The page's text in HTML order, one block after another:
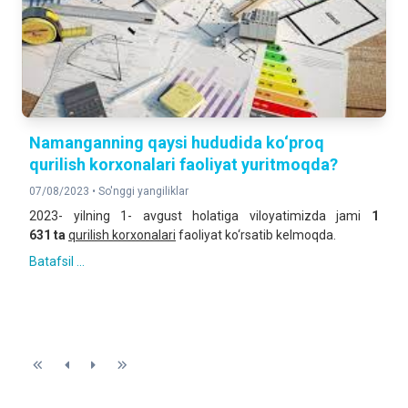
Namanganning qaysi hududida ko‘proq
qurilish korxonalari faoliyat yuritmoqda?
07/08/2023 • So'nggi yangiliklar
2023- yilning 1- avgust holatiga viloyatimizda jami 1
631 ta qurilish korxonalari faoliyat ko‘rsatib kelmoqda.
Batafsil ...